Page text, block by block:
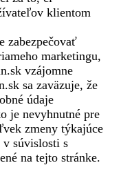
klientom
zabezpečovať
marketingu,
vzájomne
sa zaväzuje, že
údaje
je nevyhnutné pre
zmeny týkajúce
v súvislosti s
na tejto stránke.